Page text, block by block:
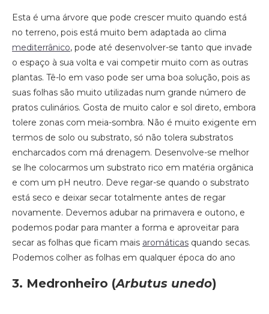
Esta é uma árvore que pode crescer muito quando está
no terreno, pois está muito bem adaptada ao clima
mediterrânico, pode até desenvolver-se tanto que invade
o espaço à sua volta e vai competir muito com as outras
plantas. Tê-lo em vaso pode ser uma boa solução, pois as
suas folhas são muito utilizadas num grande número de
pratos culinários. Gosta de muito calor e sol direto, embora
tolere zonas com meia-sombra. Não é muito exigente em
termos de solo ou substrato, só não tolera substratos
encharcados com má drenagem. Desenvolve-se melhor
se lhe colocarmos um substrato rico em matéria orgânica
e com um pH neutro. Deve regar-se quando o substrato
está seco e deixar secar totalmente antes de regar
novamente. Devemos adubar na primavera e outono, e
podemos podar para manter a forma e aproveitar para
secar as folhas que ficam mais aromáticas quando secas.
Podemos colher as folhas em qualquer época do ano
3. Medronheiro (Arbutus unedo)